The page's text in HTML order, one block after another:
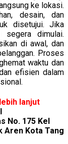
ke lokasi.
desain, dan
disetujui. Jika
dimulai.
di awal, dan
Proses
waktu dan
efisien dalam
lanjut
No. 175 Kel
Aren Kota Tang